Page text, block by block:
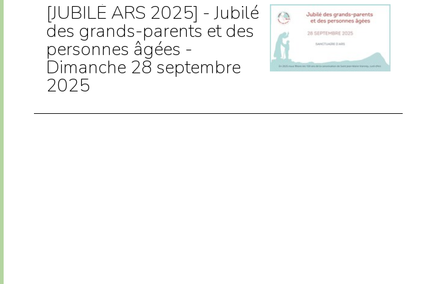
[JUBILÉ ARS 2025] - Jubilé
des grands-parents et des
personnes âgées -
Dimanche 28 septembre
2025